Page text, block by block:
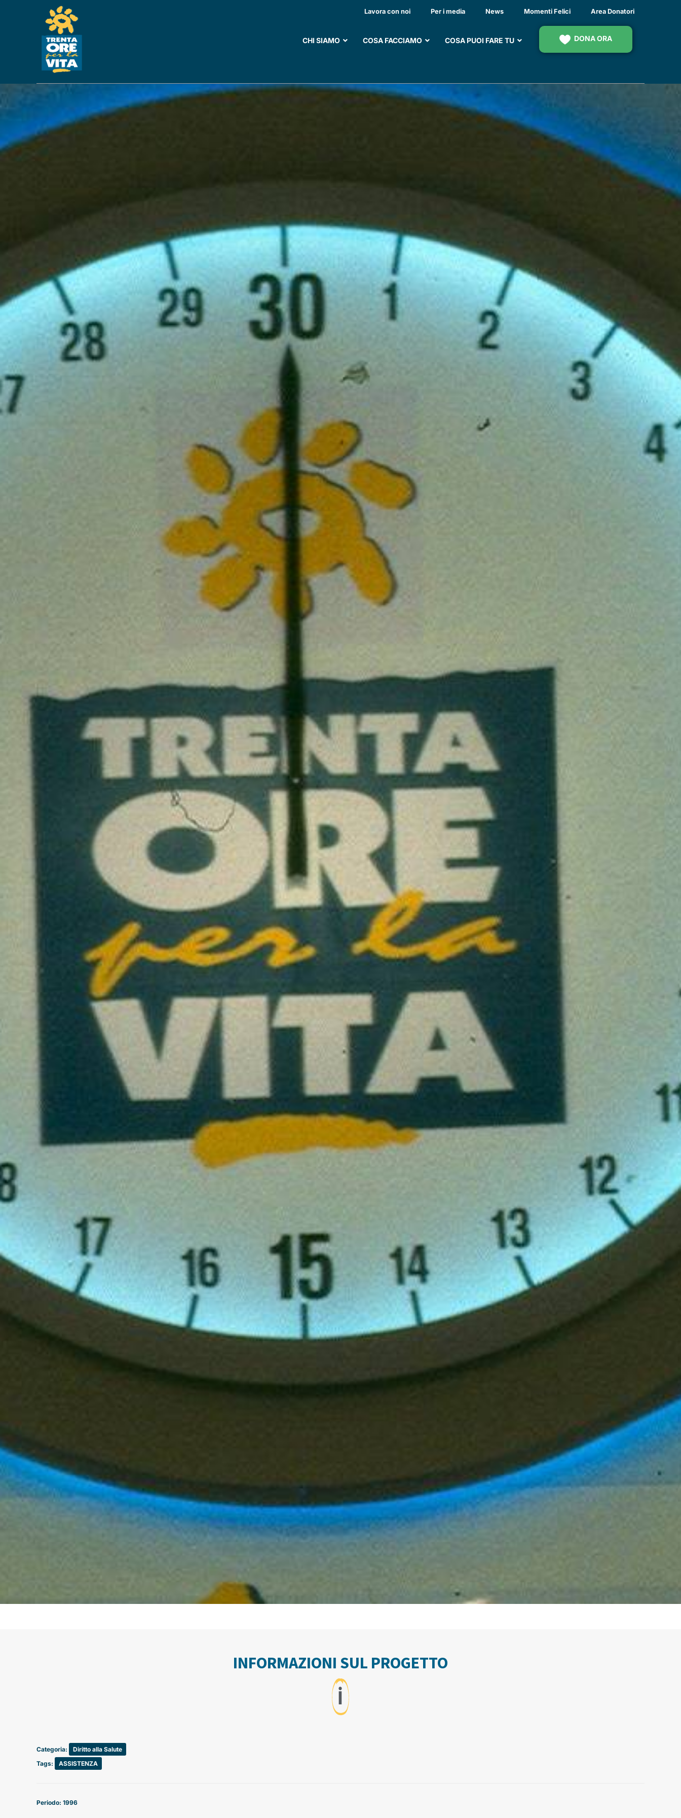
Lavora con noi Per i media News Momenti Felici Area Donatori
CHI SIAMO COSA FACCIAMO COSA PUOI FARE TU DONA ORA
ASSISTENZA DOMICILIARE GRATUITA PER MALATI GRAVI
INFORMAZIONI SUL PROGETTO
ℹ️
Categoria:
Diritto alla Salute
Tags:
ASSISTENZA
Periodo: 1996